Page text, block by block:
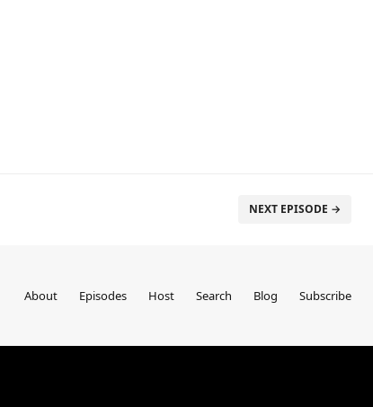
NEXT EPISODE →
About Episodes Host Search Blog Subscribe